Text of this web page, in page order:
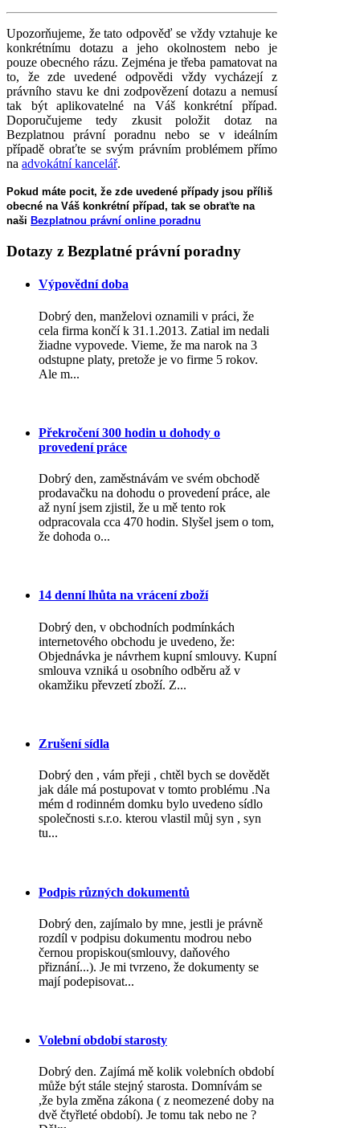
Upozorňujeme, že tato odpověď se vždy vztahuje ke
konkrétnímu dotazu a jeho okolnostem nebo je
pouze obecného rázu. Zejména je třeba pamatovat na
to, že zde uvedené odpovědi vždy vycházejí z
právního stavu ke dni zodpovězení dotazu a nemusí
tak být aplikovatelné na Váš konkrétní případ.
Doporučujeme tedy zkusit položit dotaz na
Bezplatnou právní poradnu nebo se v ideálním
případě obraťte se svým právním problémem přímo
na advokátní kancelář.
Pokud máte pocit, že zde uvedené případy jsou příliš
obecné na Váš konkrétní případ, tak se obraťte na
naši Bezplatnou právní online poradnu
Dotazy z Bezplatné právní poradny
Výpovědní doba
Dobrý den, manželovi oznamili v práci, že
cela firma končí k 31.1.2013. Zatial im nedali
žiadne vypovede. Vieme, že ma narok na 3
odstupne platy, pretože je vo firme 5 rokov.
Ale m...
Překročení 300 hodin u dohody o
provedení práce
Dobrý den, zaměstnávám ve svém obchodě
prodavačku na dohodu o provedení práce, ale
až nyní jsem zjistil, že u mě tento rok
odpracovala cca 470 hodin. Slyšel jsem o tom,
že dohoda o...
14 denní lhůta na vrácení zboží
Dobrý den, v obchodních podmínkách
internetového obchodu je uvedeno, že:
Objednávka je návrhem kupní smlouvy. Kupní
smlouva vzniká u osobního odběru až v
okamžiku převzetí zboží. Z...
Zrušení sídla
Dobrý den , vám přeji , chtěl bych se dovědět
jak dále má postupovat v tomto problému .Na
mém d rodinném domku bylo uvedeno sídlo
společnosti s.r.o. kterou vlastil můj syn , syn
tu...
Podpis různých dokumentů
Dobrý den, zajímalo by mne, jestli je právně
rozdíl v podpisu dokumentu modrou nebo
černou propiskou(smlouvy, daňového
přiznání...). Je mi tvrzeno, že dokumenty se
mají podepisovat...
Volební období starosty
Dobrý den. Zajímá mě kolik volebních období
může být stále stejný starosta. Domnívám se
,že byla změna zákona ( z neomezené doby na
dvě čtyřleté období). Je tomu tak nebo ne ?